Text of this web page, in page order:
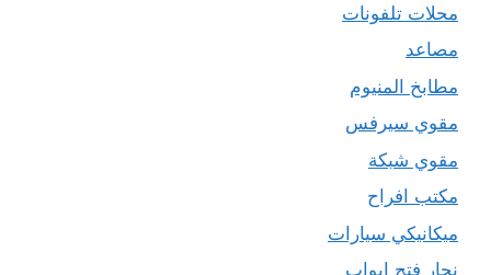
محلات تلفونات
مصاعد
مطابخ المنيوم
مقوي سيرفس
مقوي شبكة
مكتب افراح
ميكانيكي سيارات
نجار فتح ابواب